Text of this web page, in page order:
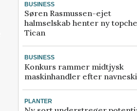
BUSINESS
Søren Rasmussen-ejet
halmselskab henter ny
Tican
BUSINESS
Konkurs rammer midtjysk
maskinhandler efter
PLANTER